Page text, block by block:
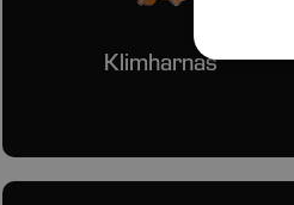
Klimharnas